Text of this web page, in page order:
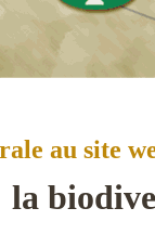
au site
la